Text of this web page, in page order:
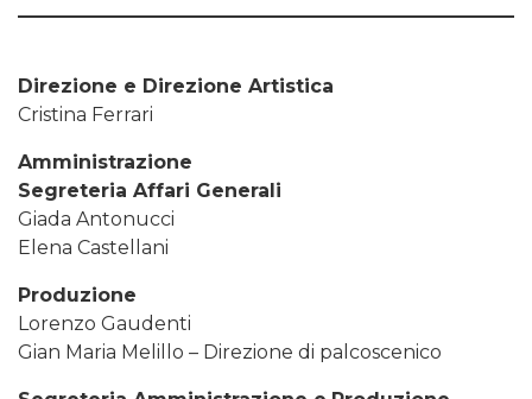
Direzione e Direzione Artistica
Cristina Ferrari
Amministrazione
Segreteria Affari Generali
Giada Antonucci
Elena Castellani
Produzione
Lorenzo Gaudenti
Gian Maria Melillo – Direzione di palcoscenico